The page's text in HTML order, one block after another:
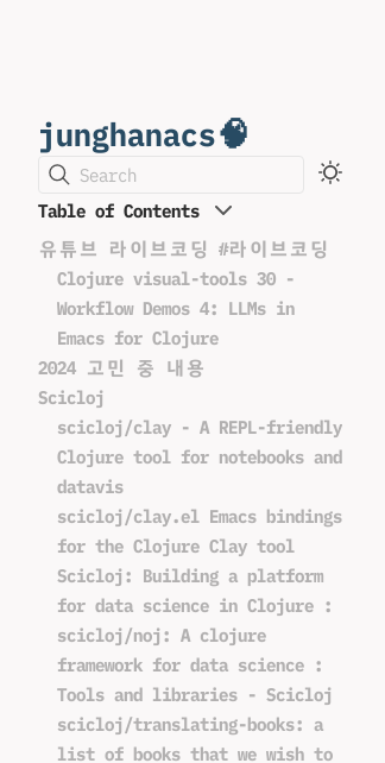
junghanacs🧠
Search
Table of Contents
유튜브 라이브코딩 #라이브코딩
Clojure visual-tools 30 -
Workflow Demos 4: LLMs in
Emacs for Clojure
2024 고민 중 내용
Scicloj
scicloj/clay - A REPL-friendly
Clojure tool for notebooks and
datavis
scicloj/clay.el Emacs bindings
for the Clojure Clay tool
Scicloj: Building a platform
for data science in Clojure :
scicloj/noj: A clojure
framework for data science :
Tools and libraries - Scicloj
scicloj/translating-books: a
list of books that we wish to